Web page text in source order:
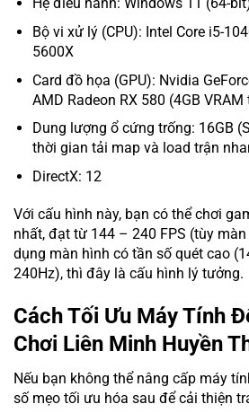
Hệ điều hành: Windows 11 (64-
Bộ vi xử lý (CPU): Intel Core i5-
5600X
Card đồ họa (GPU): Nvidia
AMD Radeon RX 580 (4GB VRAM
Dung lượng ổ cứng trống: 16GB
thời gian tải map và load trận
DirectX: 12
Với cấu hình này, bạn có thể chơi
nhất, đạt từ 144 – 240 FPS (tùy
dụng màn hình có tần số quét cao
240Hz), thì đây là cấu hình lý tưởng.
Cách Tối Ưu Máy Tính
Chơi Liên Minh Huyền
Nếu bạn không thể nâng cấp máy
số mẹo tối ưu hóa sau để cải thiện